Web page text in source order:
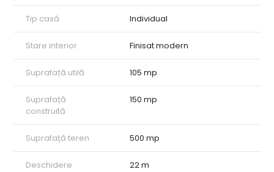
Tip casă Individual
Stare interior Finisat modern
Suprafață utilă 105 mp
Suprafață
construită
150 mp
Suprafață teren 500 mp
Deschidere 22 m